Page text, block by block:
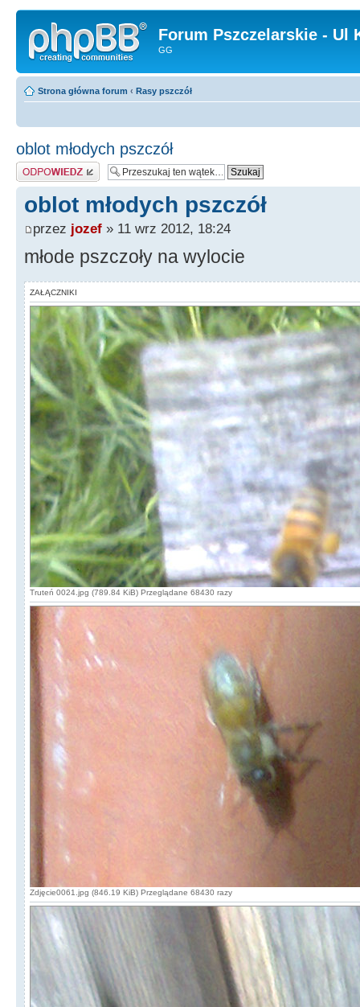
Forum Pszczelarskie - Ul
GG
Strona główna forum ‹ Rasy pszczół
oblot młodych pszczół
Odpowiedz
oblot młodych pszczół
przez jozef » 11 wrz 2012, 18:24
młode pszczoły na wylocie
ZAŁĄCZNIKI
Truteń 0024.jpg (789.84 KiB) Przeglądane 68430 razy
Zdjęcie0061.jpg (846.19 KiB) Przeglądane 68430 razy